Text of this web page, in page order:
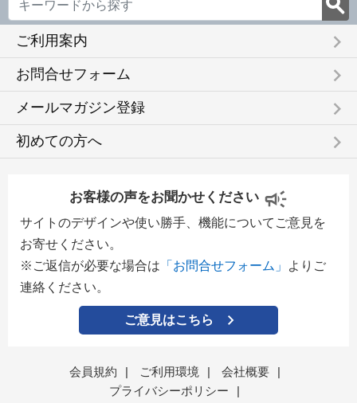
ご利用案内 keyboard_arrow_right
お問合せフォーム keyboard_arrow_right
メールマガジン登録 keyboard_arrow_right
初めての方へ keyboard_arrow_right
お客様の声をお聞かせください
サイトのデザインや使い勝手、機能についてご意見を
お寄せください。
※ご返信が必要な場合は 「お問合せフォーム」
よりご
連絡ください。
ご意見はこちら
会員規約 | ご利用環境 | 会社概要
|
プライバシーポリシー
|